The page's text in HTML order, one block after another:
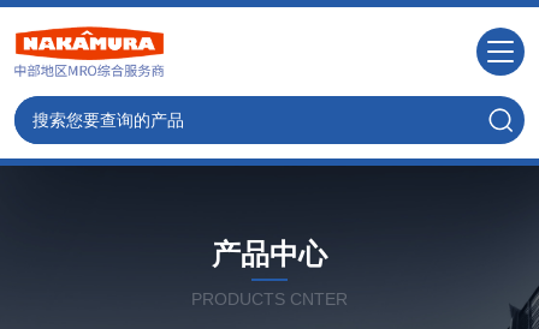
产品中心
PRODUCTS CNTER